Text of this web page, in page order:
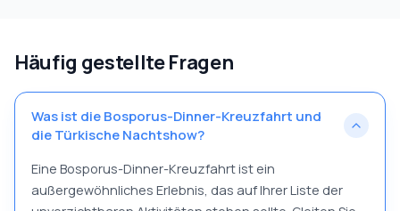
Häufig gestellte Fragen
Was ist die Bosporus-Dinner-Kreuzfahrt und
die Türkische Nachtshow?
Eine Bosporus-Dinner-Kreuzfahrt ist ein
außergewöhnliches Erlebnis, das auf Ihrer Liste der